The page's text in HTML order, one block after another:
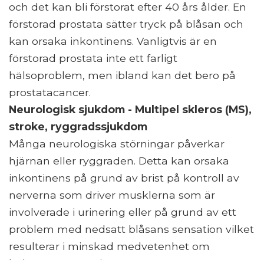
och det kan bli förstorat efter 40 års ålder. En
förstorad prostata sätter tryck på blåsan och
kan orsaka inkontinens. Vanligtvis är en
förstorad prostata inte ett farligt
hälsoproblem, men ibland kan det bero på
prostatacancer.
Neurologisk sjukdom - Multipel skleros (MS),
stroke, ryggradssjukdom
Många neurologiska störningar påverkar
hjärnan eller ryggraden. Detta kan orsaka
inkontinens på grund av brist på kontroll av
nerverna som driver musklerna som är
involverade i urinering eller på grund av ett
problem med nedsatt blåsans sensation vilket
resulterar i minskad medvetenhet om